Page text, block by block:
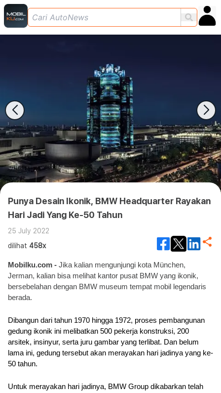
Punya Desain Ikonik, BMW Headquarter Rayakan
Hari Jadi Yang Ke-50 Tahun
25 July 2022
dilihat 458x
Mobilku.com - Jika kalian mengunjungi kota München,
Jerman, kalian bisa melihat kantor pusat BMW yang ikonik,
bersebelahan dengan BMW museum tempat mobil legendaris
berada.
Dibangun dari tahun 1970 hingga 1972, proses pembangunan
gedung ikonik ini melibatkan 500 pekerja konstruksi, 200
arsitek, insinyur, serta juru gambar yang terlibat. Dan belum
lama ini, gedung tersebut akan merayakan hari jadinya yang ke-
50 tahun.
Untuk merayakan hari jadinya, BMW Group dikabarkan telah